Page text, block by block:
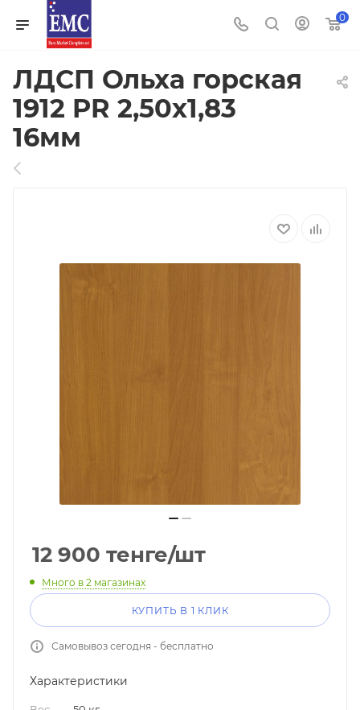
0
ЛДСП Ольха горская
1912 PR 2,50х1,83
16мм
12 900 тенге/шт
Много в 2 магазинах
КУПИТЬ В 1 КЛИК
Самовывоз сегодня - бесплатно
Характеристики